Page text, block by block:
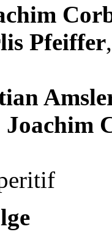
Pfeiffer
Joachim